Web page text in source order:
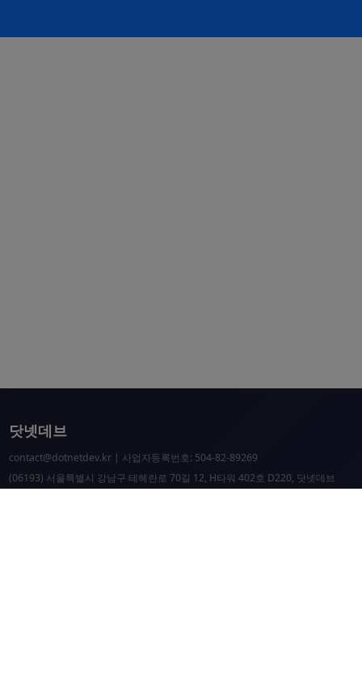
닷넷데브
contact@dotnetdev.kr| 사업자등록번호: 504-82-89269
(06193) 서울특별시 강남구 테헤란로 70길 12, H타워 402호 D220, 닷넷데브